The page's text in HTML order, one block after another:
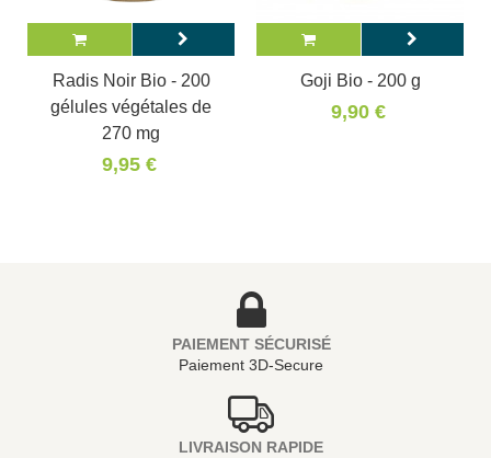
Radis Noir Bio - 200
gélules végétales de
270 mg
9,95 €
Goji Bio - 200 g
9,90 €
PAIEMENT SÉCURISÉ
Paiement 3D-Secure
LIVRAISON RAPIDE